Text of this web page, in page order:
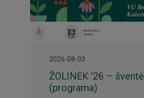
2026-08-03
ŽOLINĖK ’26 –
(programa)